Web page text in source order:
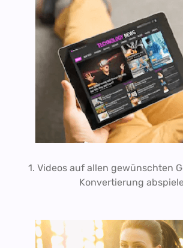
1. Videos auf allen gewünschten
Konvertierung